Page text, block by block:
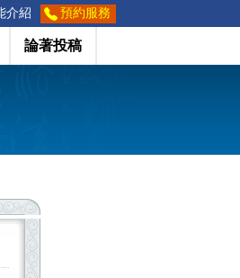
介紹 預約服務
論著投稿